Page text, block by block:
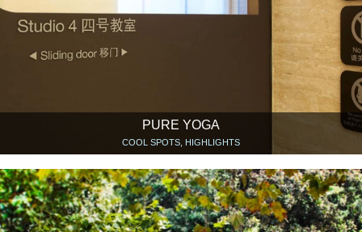
PURE YOGA
COOL SPOTS, HIGHLIGHTS